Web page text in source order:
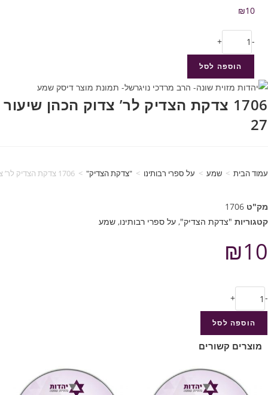
₪10
-
+
הוספה לסל
1706 צדקת הצדיק לר’ צדוק הכהן שיעור
27
עמוד הבית > שמע > על ספרי רבותינו > "צדקת הצדיק" > 1706 צדקת הצדיק לר’ צדוק הכהן שיעור 27
מק"ט 1706
קטגוריות "צדקת הצדיק", על ספרי רבותינו, שמע
₪10
-
+
הוספה לסל
מוצרים קשורים